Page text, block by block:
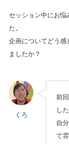
セッション中にお
た。
企画についてどう感
ましたか？
くろ
前
し
自
て